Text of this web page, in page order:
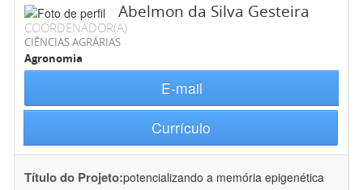
Abelmon da Silva Gesteira
COORDENADOR(A)
CIÊNCIAS AGRÁRIAS
Agronomia
E-mail
Currículo
Título do Projeto:potencializando a memória epigenética